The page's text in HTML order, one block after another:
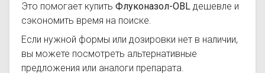
Это помогает купить Флуконазол-OBL дешевле и
сэкономить время на поиске.
Если нужной формы или дозировки нет в наличии,
вы можете посмотреть альтернативные
предложения или аналоги препарата.